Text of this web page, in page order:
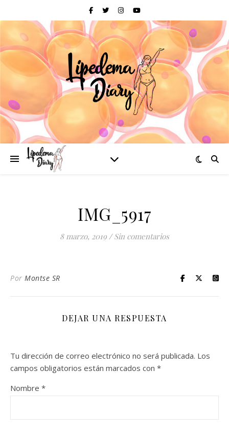
IMG_5917
8 marzo, 2019 / Sin comentarios
Por Montse SR
DEJAR UNA RESPUESTA
Tu dirección de correo electrónico no será publicada. Los
campos obligatorios están marcados con *
Nombre *